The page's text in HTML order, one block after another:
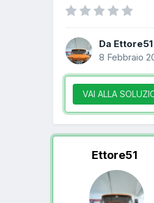
Da Ettore51
8 Febbraio
VAI ALLA
Ettore51